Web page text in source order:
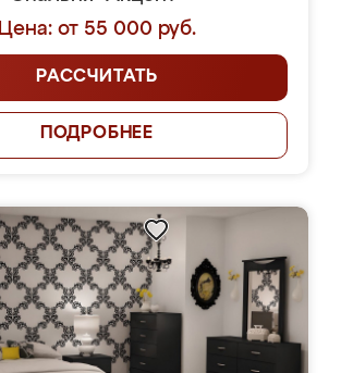
Цена: от 55 000 руб.
РАССЧИТАТЬ
ПОДРОБНЕЕ